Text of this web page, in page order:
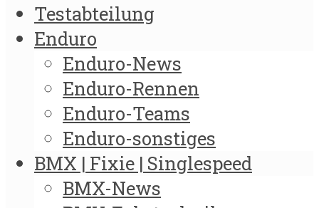
Testabteilung
Enduro
Enduro-News
Enduro-Rennen
Enduro-Teams
Enduro-sonstiges
BMX | Fixie | Singlespeed
BMX-News